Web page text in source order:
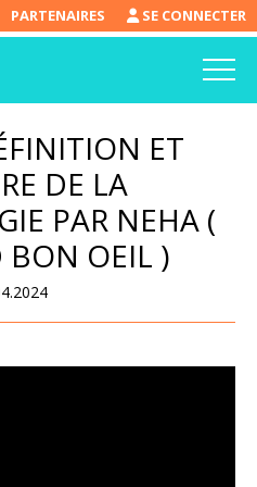
SE CONNECTER
PARTENAIRES
ET
DE LA
PAR NEHA (
BON OEIL )